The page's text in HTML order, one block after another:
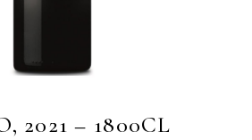
2021 – 1800CL